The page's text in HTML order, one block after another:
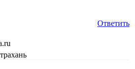
Ответить